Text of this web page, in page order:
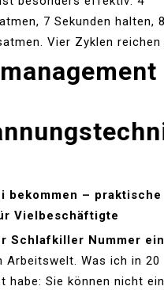
7 Sekunden halten, 8
Vier Zyklen reichen
bekommen – praktische
Vielbeschäftigte
Schlafkiller Nummer
Arbeitswelt. Was ich in 20
habe: Sie können nicht